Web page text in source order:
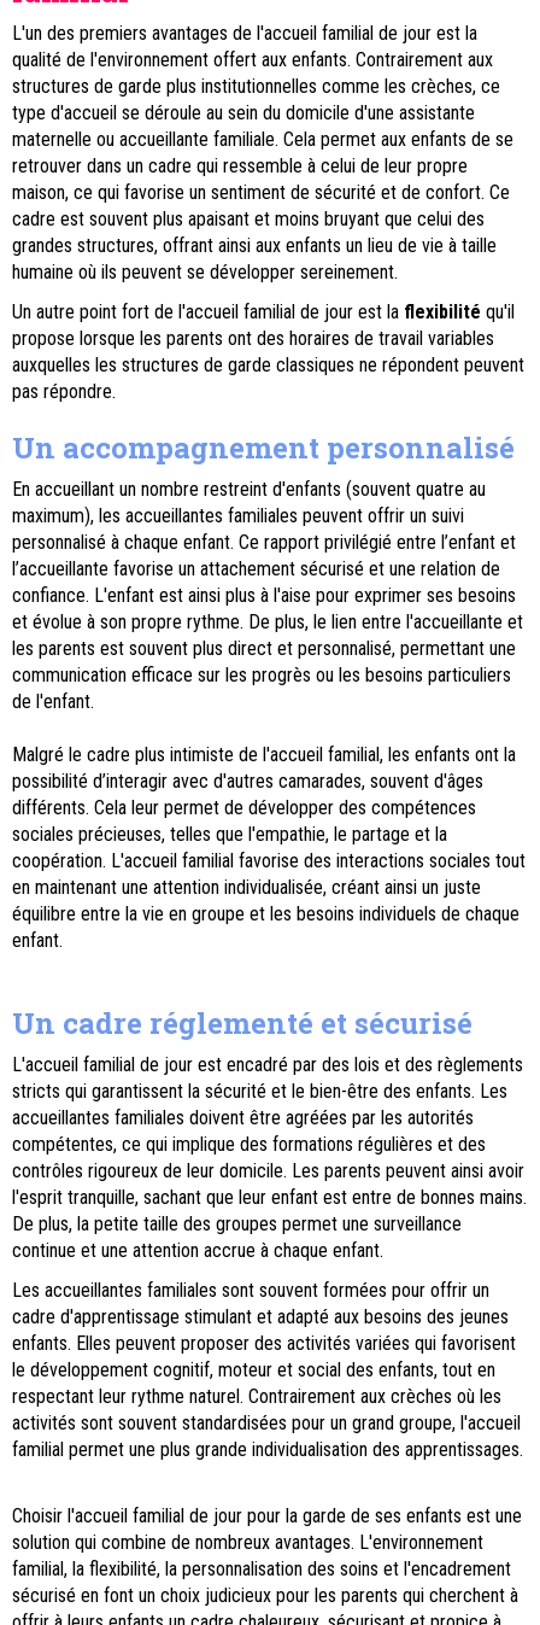
L'un des premiers avantages de l'accueil familial de jour est la
qualité de l'environnement offert aux enfants. Contrairement aux
structures de garde plus institutionnelles comme les crèches, ce
type d'accueil se déroule au sein du domicile d'une assistante
maternelle ou accueillante familiale. Cela permet aux enfants de se
retrouver dans un cadre qui ressemble à celui de leur propre
maison, ce qui favorise un sentiment de sécurité et de confort. Ce
cadre est souvent plus apaisant et moins bruyant que celui des
grandes structures, offrant ainsi aux enfants un lieu de vie à taille
humaine où ils peuvent se développer sereinement.
Un autre point fort de l'accueil familial de jour est la flexibilité qu'il
propose lorsque les parents ont des horaires de travail variables
auxquelles les structures de garde classiques ne répondent peuvent
pas répondre.
Un accompagnement personnalisé
En accueillant un nombre restreint d'enfants (souvent quatre au
maximum), les accueillantes familiales peuvent offrir un suivi
personnalisé à chaque enfant. Ce rapport privilégié entre l’enfant et
l’accueillante favorise un attachement sécurisé et une relation de
confiance. L'enfant est ainsi plus à l'aise pour exprimer ses besoins
et évolue à son propre rythme. De plus, le lien entre l'accueillante et
les parents est souvent plus direct et personnalisé, permettant une
communication efficace sur les progrès ou les besoins particuliers
de l'enfant.
Malgré le cadre plus intimiste de l'accueil familial, les enfants ont la
possibilité d’interagir avec d'autres camarades, souvent d'âges
différents. Cela leur permet de développer des compétences
sociales précieuses, telles que l'empathie, le partage et la
coopération. L'accueil familial favorise des interactions sociales tout
en maintenant une attention individualisée, créant ainsi un juste
équilibre entre la vie en groupe et les besoins individuels de chaque
enfant.
Un cadre réglementé et sécurisé
L'accueil familial de jour est encadré par des lois et des règlements
stricts qui garantissent la sécurité et le bien-être des enfants. Les
accueillantes familiales doivent être agréées par les autorités
compétentes, ce qui implique des formations régulières et des
contrôles rigoureux de leur domicile. Les parents peuvent ainsi avoir
l'esprit tranquille, sachant que leur enfant est entre de bonnes mains.
De plus, la petite taille des groupes permet une surveillance
continue et une attention accrue à chaque enfant.
Les accueillantes familiales sont souvent formées pour offrir un
cadre d'apprentissage stimulant et adapté aux besoins des jeunes
enfants. Elles peuvent proposer des activités variées qui favorisent
le développement cognitif, moteur et social des enfants, tout en
respectant leur rythme naturel. Contrairement aux crèches où les
activités sont souvent standardisées pour un grand groupe, l'accueil
familial permet une plus grande individualisation des apprentissages.
Choisir l'accueil familial de jour pour la garde de ses enfants est une
solution qui combine de nombreux avantages. L'environnement
familial, la flexibilité, la personnalisation des soins et l'encadrement
sécurisé en font un choix judicieux pour les parents qui cherchent à